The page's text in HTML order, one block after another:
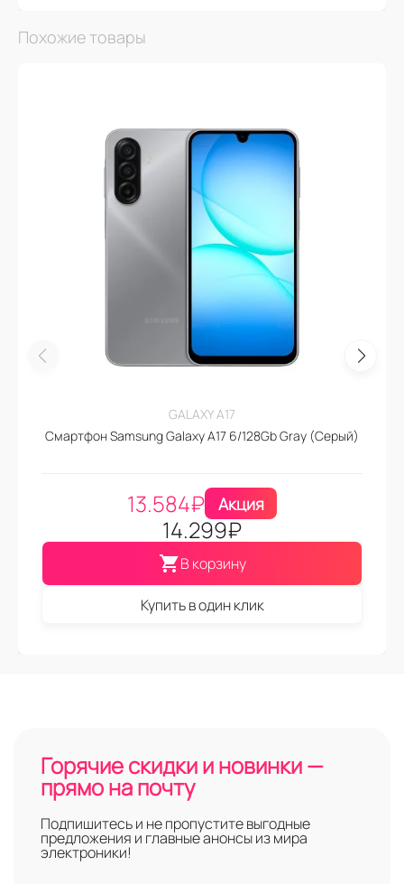
Похожие товары
GALAXY A17
Смартфон Samsung Galaxy A17 6/128Gb Gray (Серый)
13.584₽ Акция
14.299₽
В корзину
Купить в один клик
Горячие скидки и новинки —
прямо на почту
Подпишитесь и не пропустите выгодные
предложения и главные анонсы из мира
электроники!